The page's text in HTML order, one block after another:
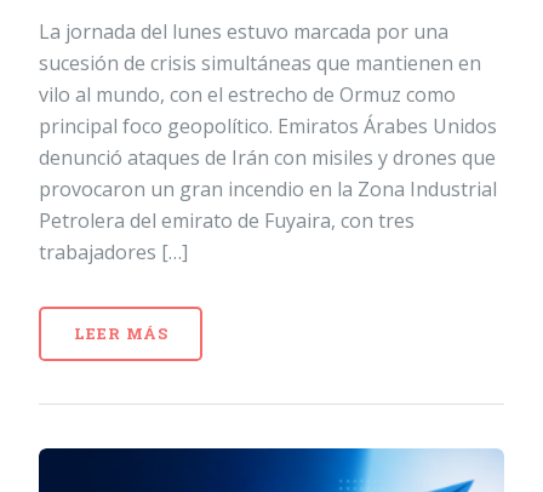
La jornada del lunes estuvo marcada por una
sucesión de crisis simultáneas que mantienen en
vilo al mundo, con el estrecho de Ormuz como
principal foco geopolítico. Emiratos Árabes Unidos
denunció ataques de Irán con misiles y drones que
provocaron un gran incendio en la Zona Industrial
Petrolera del emirato de Fuyaira, con tres
trabajadores […]
LEER MÁS